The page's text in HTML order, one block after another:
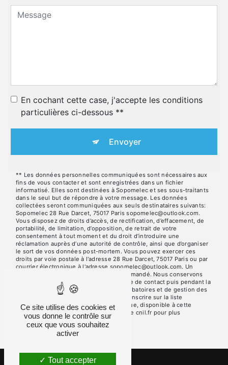
En cochant cette case, j'accepte les conditions
particulières ci-dessous **
Envoyer
** Les données personnelles communiquées sont nécessaires aux
fins de vous contacter et sont enregistrées dans un fichier
informatisé. Elles sont destinées à Sopomelec et ses sous-traitants
dans le seul but de répondre à votre message. Les données
collectées seront communiquées aux seuls destinataires suivants:
Sopomelec 28 Rue Darcet, 75017 Paris sopomelec@outlook.com.
Vous disposez de droits d’accès, de rectification, d’effacement, de
portabilité, de limitation, d’opposition, de retrait de votre
consentement à tout moment et du droit d’introduire une
réclamation auprès d’une autorité de contrôle, ainsi que d’organiser
le sort de vos données post-mortem. Vous pouvez exercer ces
droits par voie postale à l'adresse 28 Rue Darcet, 75017 Paris ou par
courrier électronique à l'adresse sopomelec@outlook.com. Un
justificatif d'identité pourra vous être demandé. Nous conservons
vos données pendant la période de prise de contact puis pendant la
durée de prescription légale aux fins probatoires et de gestion des
contentieux. Vous avez le droit de vous inscrire sur la liste
d'opposition au démarchage téléphonique, disponible à cette
adresse: Bloctel.gouv.fr. Consultez le site cnil.fr pour plus
d’informations sur vos droits.
Ce site utilise des cookies et
vous donne le contrôle sur
ceux que vous souhaitez
activer
Tout accepter